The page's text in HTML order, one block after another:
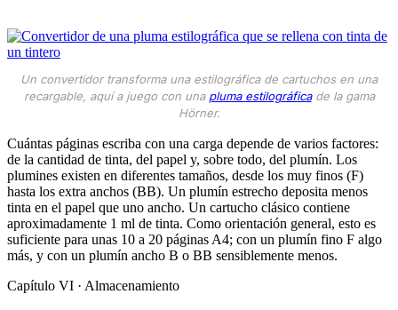
Un convertidor transforma una estilográfica de cartuchos en una
recargable, aquí a juego con una pluma estilográficade la gama
Hörner.
Cuántas páginas escriba con una carga depende de varios factores:
de la cantidad de tinta, del papel y, sobre todo, del plumín. Los
plumines existen en diferentes tamaños, desde los muy finos (F)
hasta los extra anchos (BB). Un plumín estrecho deposita menos
tinta en el papel que uno ancho. Un cartucho clásico contiene
aproximadamente 1 ml de tinta. Como orientación general, esto es
suficiente para unas 10 a 20 páginas A4; con un plumín fino F algo
más, y con un plumín ancho B o BB sensiblemente menos.
Capítulo VI · Almacenamiento